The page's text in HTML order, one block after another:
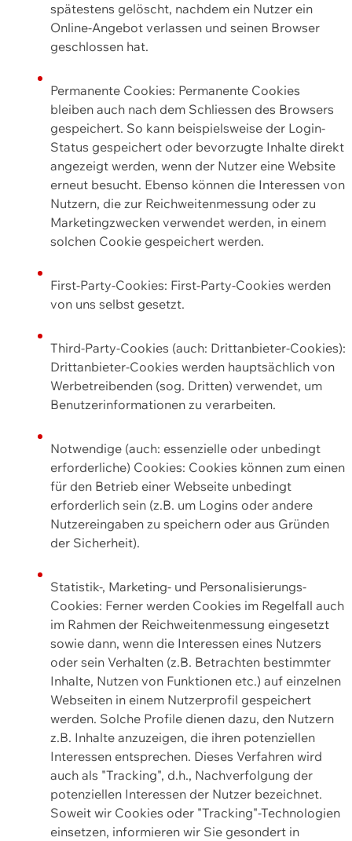
spätestens gelöscht, nachdem ein Nutzer ein
Online-Angebot verlassen und seinen Browser
geschlossen hat.
Permanente Cookies: Permanente Cookies
bleiben auch nach dem Schliessen des Browsers
gespeichert. So kann beispielsweise der Login-
Status gespeichert oder bevorzugte Inhalte direkt
angezeigt werden, wenn der Nutzer eine Website
erneut besucht. Ebenso können die Interessen von
Nutzern, die zur Reichweitenmessung oder zu
Marketingzwecken verwendet werden, in einem
solchen Cookie gespeichert werden.
First-Party-Cookies: First-Party-Cookies werden
von uns selbst gesetzt.
Third-Party-Cookies (auch: Drittanbieter-Cookies):
Drittanbieter-Cookies werden hauptsächlich von
Werbetreibenden (sog. Dritten) verwendet, um
Benutzerinformationen zu verarbeiten.
Notwendige (auch: essenzielle oder unbedingt
erforderliche) Cookies: Cookies können zum einen
für den Betrieb einer Webseite unbedingt
erforderlich sein (z.B. um Logins oder andere
Nutzereingaben zu speichern oder aus Gründen
der Sicherheit).
Statistik-, Marketing- und Personalisierungs-
Cookies: Ferner werden Cookies im Regelfall auch
im Rahmen der Reichweitenmessung eingesetzt
sowie dann, wenn die Interessen eines Nutzers
oder sein Verhalten (z.B. Betrachten bestimmter
Inhalte, Nutzen von Funktionen etc.) auf einzelnen
Webseiten in einem Nutzerprofil gespeichert
werden. Solche Profile dienen dazu, den Nutzern
z.B. Inhalte anzuzeigen, die ihren potenziellen
Interessen entsprechen. Dieses Verfahren wird
auch als "Tracking", d.h., Nachverfolgung der
potenziellen Interessen der Nutzer bezeichnet.
Soweit wir Cookies oder "Tracking"-Technologien
einsetzen, informieren wir Sie gesondert in